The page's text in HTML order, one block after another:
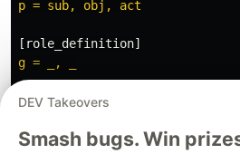
p = sub, obj, act
[ role_definition]
g = _, _
[policy]
p, user, /profile, GET
DEV Takeovers
Smash bugs. Win